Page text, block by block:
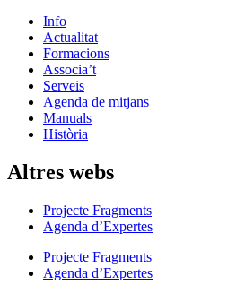
Info
Actualitat
Formacions
Associa’t
Serveis
Agenda de mitjans
Manuals
Història
Altres webs
Projecte Fragments
Agenda d’Expertes
Projecte Fragments
Agenda d’Expertes